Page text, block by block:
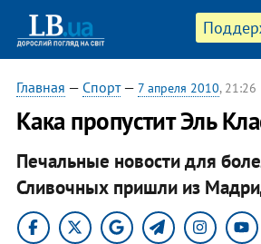
Главная — Спорт— 7 апреля 2010, 21:26
Кака пропустит Эль
Печальные новости для
Сливочных пришли из